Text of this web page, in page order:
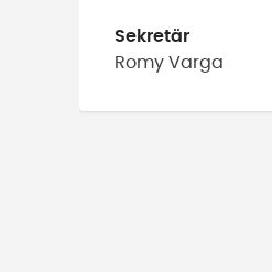
Sekretär
Romy Varga